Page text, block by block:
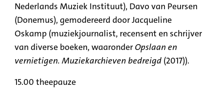
Nederlands Muziek Instituut), Davo van Peursen
(Donemus), gemodereerd door Jacqueline
Oskamp (muziekjournalist, recensent en schrijver
van diverse boeken, waaronder Opslaan en
vernietigen. Muziekarchieven bedreigd (2017)).
15.00 theepauze